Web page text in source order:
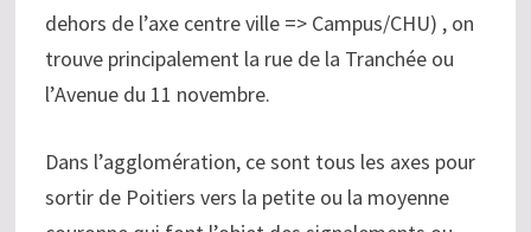
dehors de l’axe centre ville => Campus/CHU) , on
trouve principalement la rue de la Tranchée ou
l’Avenue du 11 novembre.
Dans l’agglomération, ce sont tous les axes pour
sortir de Poitiers vers la petite ou la moyenne